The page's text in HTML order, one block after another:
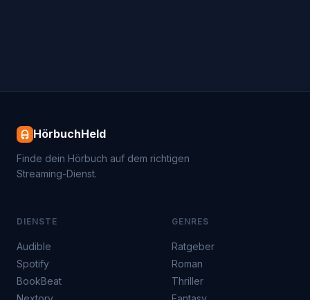
HörbuchHeld
Finde dein Hörbuch auf dem richtigen
Streaming-Dienst.
DIENSTE
Audible
Spotify
BookBeat
GENRES
Ratgeber
Roman
Thriller